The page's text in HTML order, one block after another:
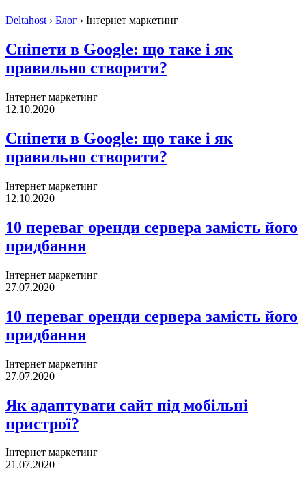
Deltahost› Блог › Інтернет маркетинг
Сніпети в Google: що таке і як
правильно створити?
Інтернет маркетинг
12.10.2020
Сніпети в Google: що таке і як
правильно створити?
Інтернет маркетинг
12.10.2020
10 переваг оренди сервера замість його
придбання
Інтернет маркетинг
27.07.2020
10 переваг оренди сервера замість його
придбання
Інтернет маркетинг
27.07.2020
Як адаптувати сайт під мобільні
пристрої?
Інтернет маркетинг
21.07.2020